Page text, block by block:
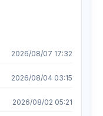
2026/08/07 17:32
2026/08/04 03:15
2026/08/02 05:21